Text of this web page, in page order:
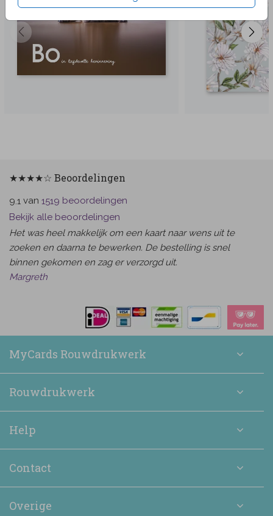
★★★★☆ Beoordelingen
9.1 van 1519 beoordelingen
Bekijk alle beoordelingen
Het was heel makkelijk om een kaart naar wens uit te
zoeken en daarna te bewerken. De bestelling is snel
binnen gekomen en zag er verzorgd uit.
Margreth
MyCards Rouwdrukwerk
Rouwdrukwerk
Help
Contact
Overige